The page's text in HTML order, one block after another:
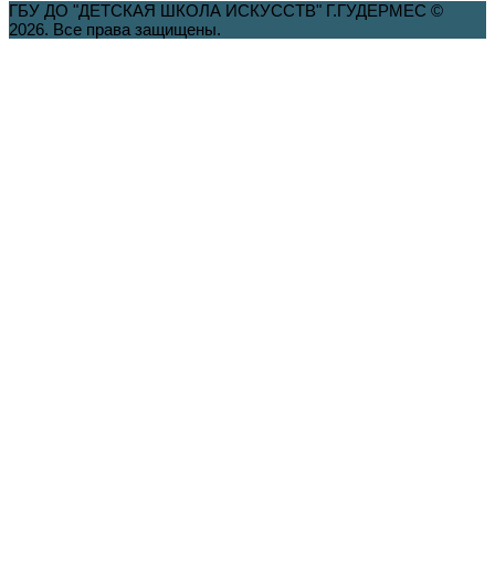
ГБУ ДО "ДЕТСКАЯ ШКОЛА ИСКУССТВ" Г.ГУДЕРМЕС ©
2026. Все права защищены.